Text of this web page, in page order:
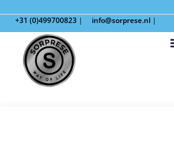
+31 (0)499700823 | info@sorprese.nl |